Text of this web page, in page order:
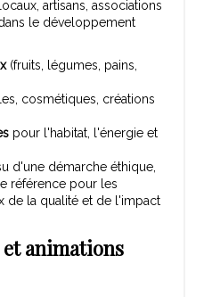
artisans, associations
le développement
(fruits, légumes, pains,
cosmétiques, créations
pour l'habitat, l'énergie et
d'une démarche éthique,
référence pour les
de la qualité et de l'impact
et animations